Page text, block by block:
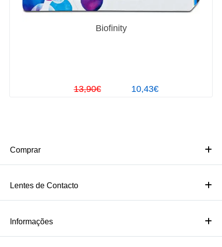
Biofinity
10,43€
13,90€
Comprar
Lentes de Contacto
Informações